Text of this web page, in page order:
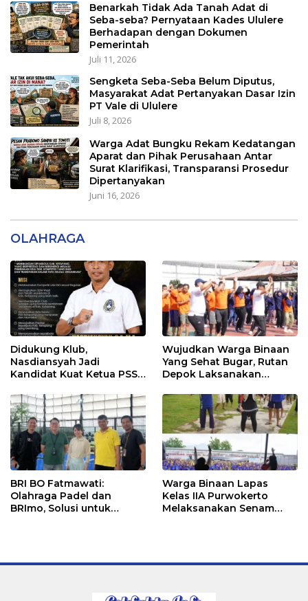
Benarkah Tidak Ada Tanah Adat di
Seba-seba? Pernyataan Kades Ululere
Berhadapan dengan Dokumen
Pemerintah
Juli 11, 2026
Sengketa Seba-Seba Belum Diputus,
Masyarakat Adat Pertanyakan Dasar Izin
PT Vale di Ululere
Juli 8, 2026
Warga Adat Bungku Rekam Kedatangan
Aparat dan Pihak Perusahaan Antar
Surat Klarifikasi, Transparansi Prosedur
Dipertanyakan
Juni 16, 2026
OLAHRAGA
Didukung Klub,
Nasdiansyah Jadi
Kandidat Kuat Ketua PSSI
Wujudkan Warga Binaan
Yang Sehat Bugar, Rutan
Depok Laksanakan
BRI BO Fatmawati:
Olahraga Padel dan
BRImo, Solusi untuk
Warga Binaan Lapas
Kelas IIA Purwokerto
Melaksanakan Senam